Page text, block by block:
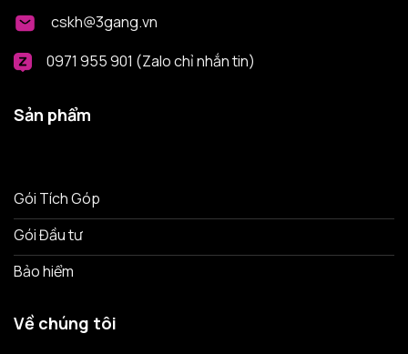
cskh@3gang.vn
0971 955 901 (Zalo chỉ nhắn tin)
Sản phẩm
Gói Tích Góp
Gói Đầu tư
Bảo hiểm
Về chúng tôi